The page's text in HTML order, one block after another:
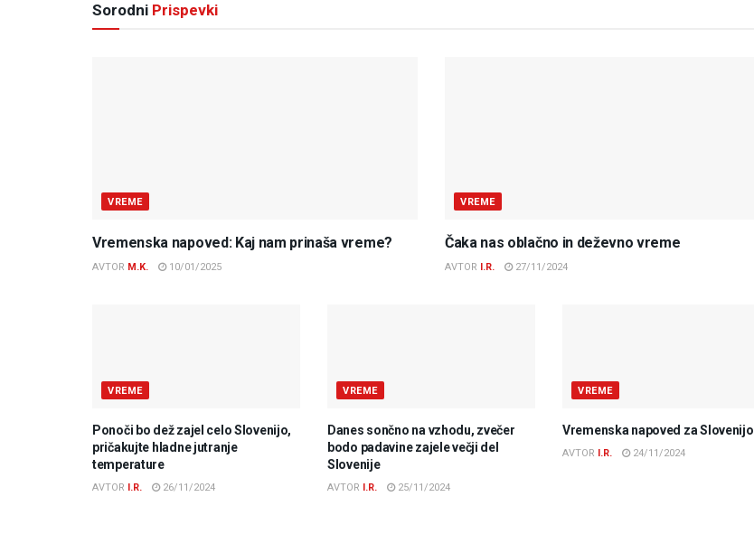
Sorodni Prispevki
VREME
Vremenska napoved: Kaj nam prinaša vreme?
AVTOR M.K. 10/01/2025
VREME
Čaka nas oblačno in deževno vreme
AVTOR I.R. 27/11/2024
VREME
Ponoči bo dež zajel celo Slovenijo,
pričakujte hladne jutranje
temperature
AVTOR I.R. 26/11/2024
VREME
Danes sončno na vzhodu, zvečer
bodo padavine zajele večji del
Slovenije
AVTOR I.R. 25/11/2024
VREME
Vremenska napoved za Slovenijo
AVTOR I.R. 24/11/2024